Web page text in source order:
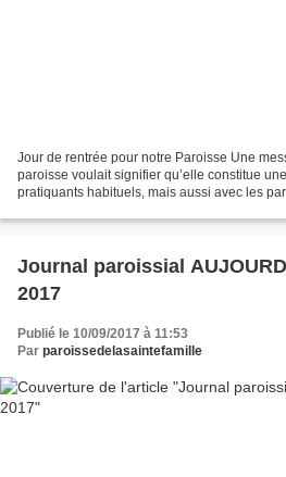
Jour de rentrée pour notre Paroisse Une
paroisse voulait signifier qu’elle constitue
pratiquants habituels, mais aussi avec les
Journal paroissial
2017
Publié le 10/09/2017 à 11:53
Par paroissedelasaintefamille